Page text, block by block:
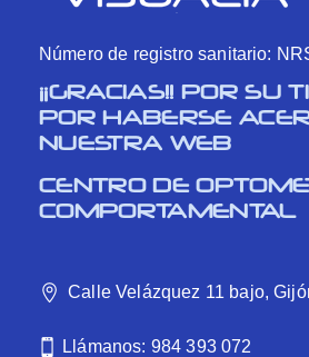
Número de registro sanitario:
¡¡GRACIAS!! POR SU
POR HABERSE
NUESTRA WEB
CENTRO DE
COMPORTAMENTAL
Calle Velázquez 11 bajo,
Llámanos: 984 393 072